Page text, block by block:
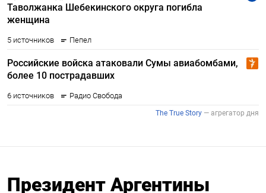
Президент Аргентины